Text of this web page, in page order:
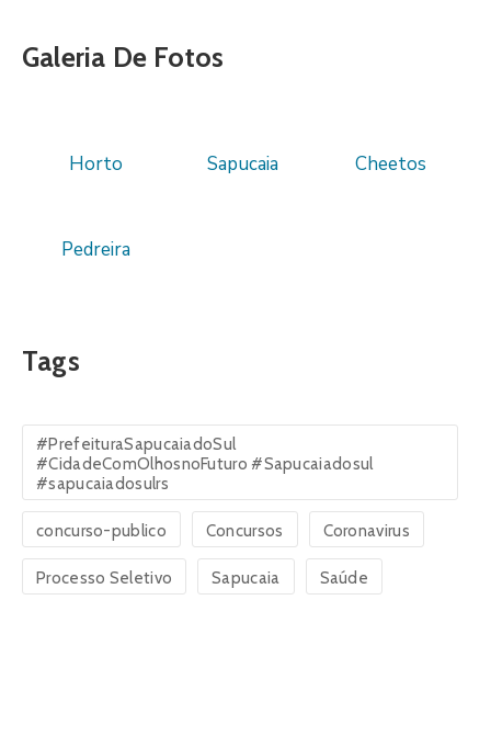
Galeria De Fotos
Horto Sapucaia Cheetos
Pedreira
Tags
#PrefeituraSapucaiadoSul
#CidadeComOlhosnoFuturo #Sapucaiadosul
#sapucaiadosulrs
concurso-publico Concursos Coronavirus
Processo Seletivo Sapucaia Saúde